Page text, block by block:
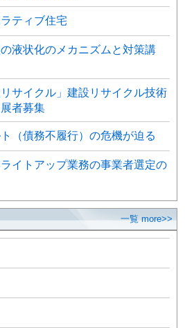
ティブ住宅
液状化のメカニズムと対策講
サイクル」建設リサイクル技術
者募集
（債務不履行）の危機が迫る
イトアップ業務の事業者選定の
一覧 more>>